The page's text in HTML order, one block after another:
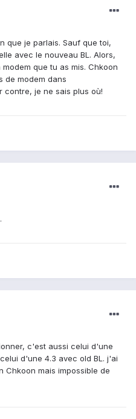
que je parlais. Sauf que toi,
avec le nouveau BL. Alors,
que tu as mis. Chkoon
de modem dans
contre, je ne sais plus où!
c'est aussi celui d'une
d'une 4.3 avec old BL. j'ai
Chkoon mais impossible de